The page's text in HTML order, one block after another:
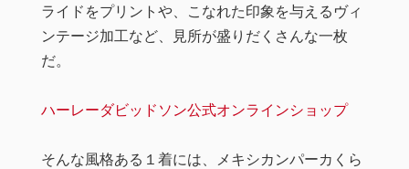
ライドをプリントや、こなれた印象を与えるヴィ
ンテージ加工など、見所が盛りだくさんな一枚
だ。
ハーレーダビッドソン公式オンラインショップ
そんな風格ある１着には、メキシカンパーカくら